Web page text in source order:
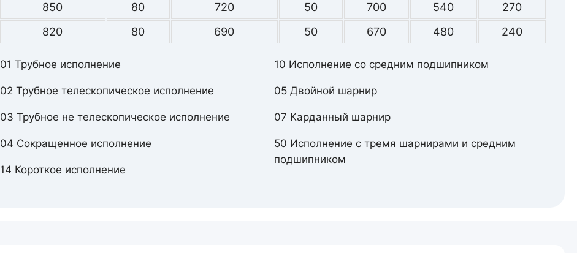
850
80 720 50 700 540
270
820
80 690 50 670 480 240
01 Трубное исполнение
02 Трубное телескопическое исполнение
03 Трубное не телескопическое исполнение
04 Сокращенное исполнение
14 Короткое исполнение
10 Исполнение со средним подшипником
05 Двойной шарнир
07 Карданный шарнир
50 Исполнение с тремя шарнирами и средним
подшипником